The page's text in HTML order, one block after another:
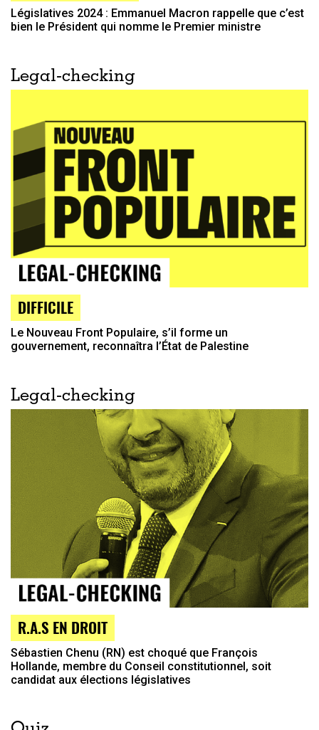
Législatives 2024 : Emmanuel Macron rappelle que c’est
bien le Président qui nomme le Premier ministre
Legal-checking
DIFFICILE
Le Nouveau Front Populaire, s’il forme un
gouvernement, reconnaîtra l’État de Palestine
Legal-checking
R.A.S EN DROIT
Sébastien Chenu (RN) est choqué que François
Hollande, membre du Conseil constitutionnel, soit
candidat aux élections législatives